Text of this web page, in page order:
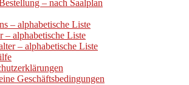
– nach Saalplan
– alphabetische Liste
– alphabetische Liste
– alphabetische Liste
Geschäftsbedingungen